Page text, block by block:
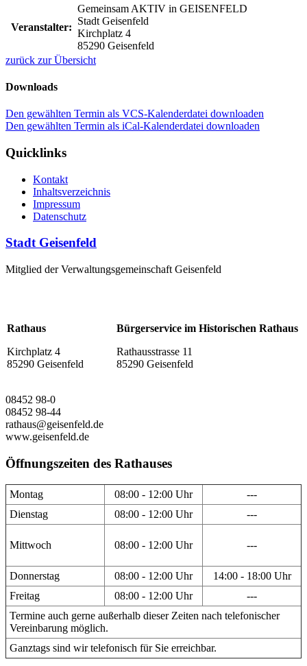
Veranstalter:
Gemeinsam AKTIV in GEISENFELD
Stadt Geisenfeld
Kirchplatz 4
85290 Geisenfeld
zurück zur Übersicht
Downloads
Den gewählten Termin als VCS-Kalenderdatei downloaden
Den gewählten Termin als iCal-Kalenderdatei downloaden
Quicklinks
Kontakt
Inhaltsverzeichnis
Impressum
Datenschutz
Stadt Geisenfeld
Mitglied der Verwaltungsgemeinschaft Geisenfeld
Rathaus
Kirchplatz 4
85290 Geisenfeld
Bürgerservice im Historischen Rathaus
Rathausstrasse 11
85290 Geisenfeld
08452 98-0
08452 98-44
rathaus@geisenfeld.de
www.geisenfeld.de
Öffnungszeiten des Rathauses
Montag 08:00 - 12:00 Uhr
---
Dienstag
08:00 - 12:00 Uhr ---
Mittwoch 08:00 - 12:00 Uhr ---
Donnerstag 08:00 - 12:00 Uhr
14:00 - 18:00 Uhr
Freitag
08:00 - 12:00 Uhr
---
Termine auch gerne außerhalb dieser Zeiten nach telefonischer
Vereinbarung möglich.
Ganztags sind wir telefonisch für Sie erreichbar.